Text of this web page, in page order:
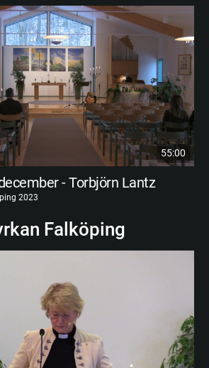
55:00
- Torbjörn Lantz
2023
Falköping